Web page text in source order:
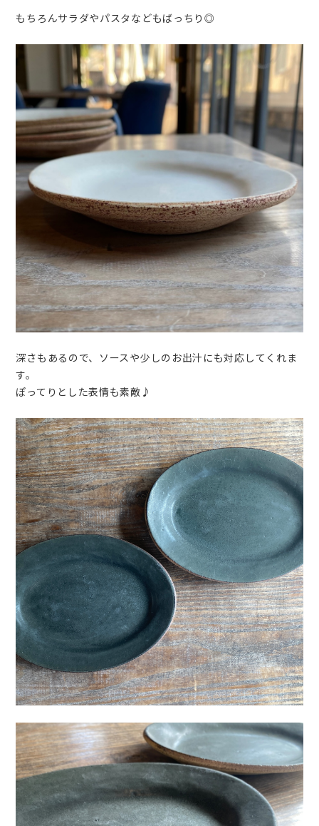
もちろんサラダやパスタなどもばっちり◎
深さもあるので、ソースや少しのお出汁にも対応してくれま
す。
ぽってりとした表情も素敵♪